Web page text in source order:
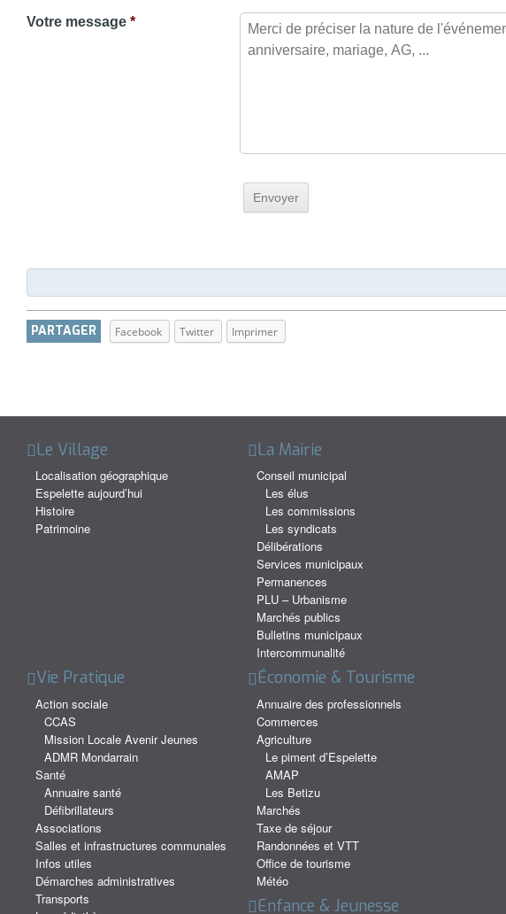
Votre message *
PARTAGER Facebook Twitter Imprimer
Le Village
Localisation géographique
Espelette aujourd’hui
Histoire
Patrimoine
La Mairie
Conseil municipal
Les élus
Les commissions
Les syndicats
Délibérations
Services municipaux
Permanences
PLU – Urbanisme
Marchés publics
Bulletins municipaux
Intercommunalité
Vie Pratique
Action sociale
CCAS
Mission Locale Avenir Jeunes
ADMR Mondarrain
Santé
Annuaire santé
Défibrillateurs
Associations
Salles et infrastructures communales
Infos utiles
Démarches administratives
Transports
Économie & Tourisme
Annuaire des professionnels
Commerces
Agriculture
Le piment d’Espelette
AMAP
Les Betizu
Marchés
Taxe de séjour
Randonnées et VTT
Office de tourisme
Météo
Enfance & Jeunesse